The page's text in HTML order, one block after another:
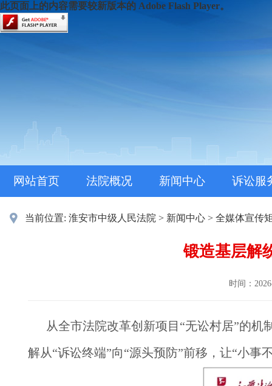
此页面上的内容需要较新版本的 Adobe Flash Player。
网站首页 法院概况 新闻中心 诉讼服
当前位置: 淮安市中级人民法院 > 新闻中心 > 全媒体宣传
锻造基层解
时间：
从全市法院改革创新项目 “无讼村居”的机
解从“诉讼终端”向“源头预防”前移，让“小